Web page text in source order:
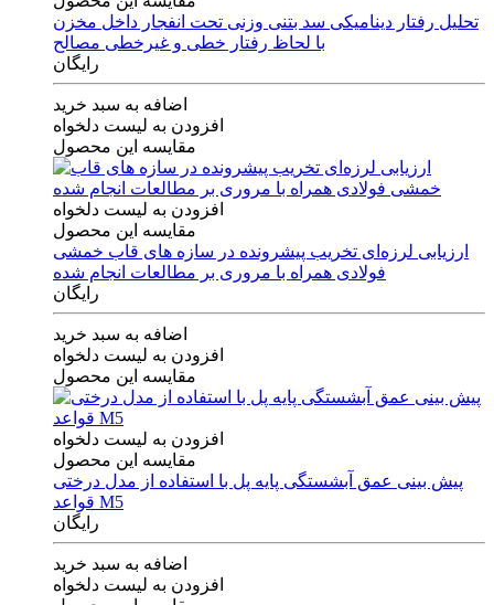
تحلیل رفتار دینامیکی سد بتنی وزنی تحت انفجار داخل مخزن
با لحاظ رفتار خطی و غیرخطی مصالح
رایگان
اضافه به سبد خرید
افزودن به لیست دلخواه
مقایسه این محصول
افزودن به لیست دلخواه
مقایسه این محصول
ارزیابی لرزه‌ای تخریب پیشرونده در سازه های قاب خمشی
فولادی همراه با مروری بر مطالعات انجام شده
رایگان
اضافه به سبد خرید
افزودن به لیست دلخواه
مقایسه این محصول
افزودن به لیست دلخواه
مقایسه این محصول
پیش بینی عمق آبشستگی پایه پل با استفاده از مدل درختی
قواعد M5
رایگان
اضافه به سبد خرید
افزودن به لیست دلخواه